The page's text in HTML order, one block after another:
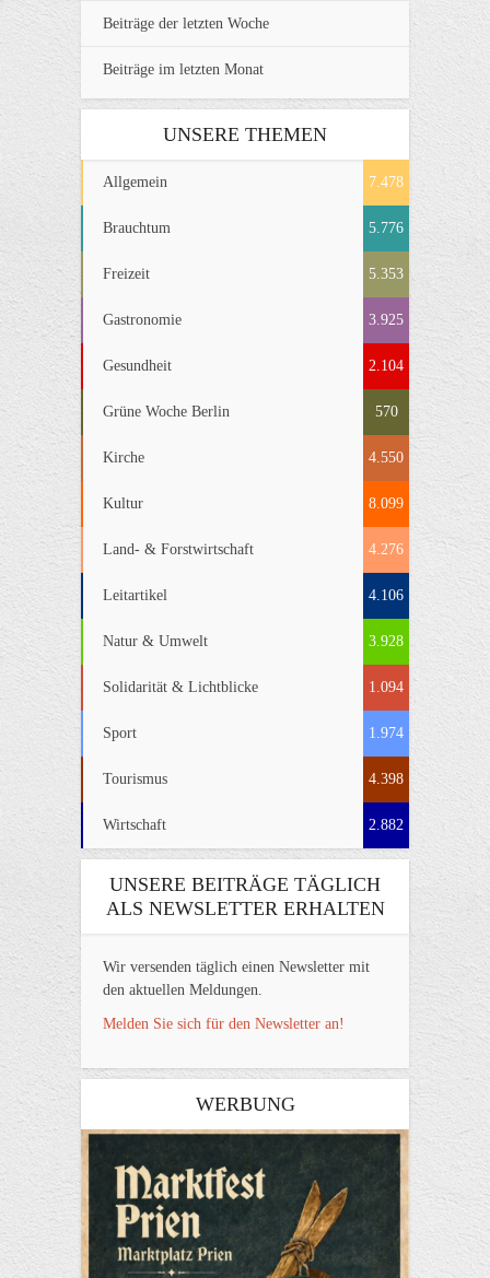
Beiträge der letzten Woche
Beiträge im letzten Monat
UNSERE THEMEN
Allgemein 7.478
Brauchtum 5.776
Freizeit 5.353
Gastronomie 3.925
Gesundheit 2.104
Grüne Woche Berlin 570
Kirche 4.550
Kultur 8.099
Land- & Forstwirtschaft 4.276
Leitartikel 4.106
Natur & Umwelt 3.928
Solidarität & Lichtblicke 1.094
Sport 1.974
Tourismus 4.398
Wirtschaft 2.882
UNSERE BEITRÄGE TÄGLICH
ALS NEWSLETTER ERHALTEN
Wir versenden täglich einen Newsletter mit
den aktuellen Meldungen.
Melden Sie sich für den Newsletter an!
WERBUNG